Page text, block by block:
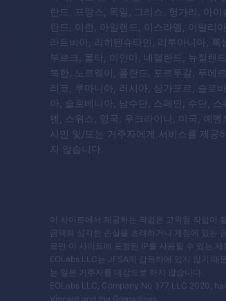
란드, 프랑스, 독일, 그리스, 헝가리, 아이
란드, 이란, 아일랜드, 이스라엘, 이탈리아,
라트비아, 리히텐슈타인, 리투아니아, 룩
부르크, 몰타, 미얀마, 네덜란드, 뉴질랜드,
북한, 노르웨이, 폴란드, 포르투갈, 푸에
리코, 루마니아, 러시아, 싱가포르, 슬로
아, 슬로베니아, 남수단, 스페인, 수단, 스
덴, 스위스, 영국, 우크라이나, 미국, 예멘
시민 및/또는 거주자에게 서비스를 제공
지 않습니다.
이 사이트에서 제공하는 작업은 고위험 작업이
금액의 심각한 손실을 초래하거나 계정에 있는
로만 이 사이트에 포함된 IP를 사용할 수 있는
EOLabs LLC는 JFSA의 감독하에 있지 않기 때
는 일본 거주자를 대상으로 하지 않습니다.
EOLabs LLC, Company No 377 LLC 2020,
Vincent and the Grenadines.